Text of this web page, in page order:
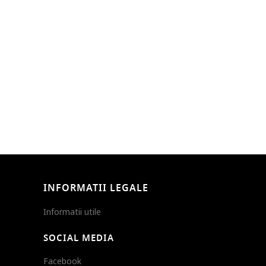
INFORMATII LEGALE
Informatii utile
SOCIAL MEDIA
Facebook